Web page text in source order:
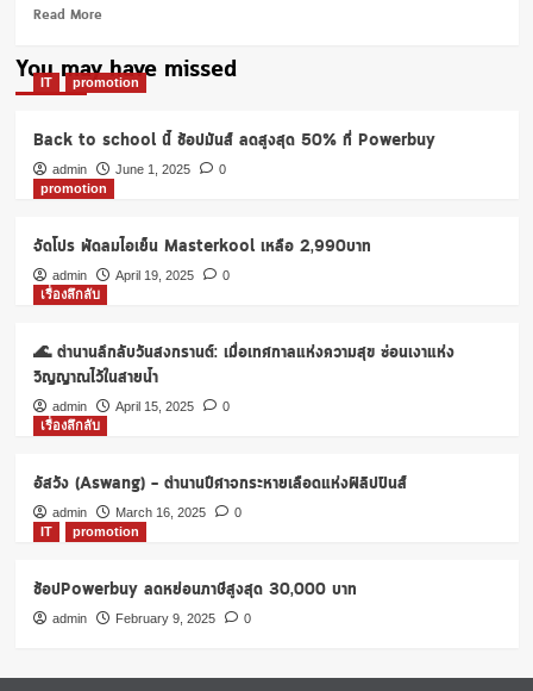
Read MoreRead
about
ช้อป
รับ
โค้ด
ส่วนลด
ผ่าน
บัตร
KTC
Mastercard
You may have missed
IT promotion
Back to school นี้ ช้อปมันส์ ลดสูงสุด 50% ที่ Powerbuy
admin June 1, 2025
0
promotion
จัดโปร พัดลมไอเย็น Masterkool เหลือ 2,990บาท
admin April 19, 2025
0
เรื่องลึกลับ
🌊 ตำนานลึกลับวันสงกรานต์: เมื่อเทศกาลแห่งความสุข ซ่อนเงาแห่ง
วิญญาณไว้ในสายน้ำ
admin April 15, 2025
0
เรื่องลึกลับ
อัสวัง (Aswang) – ตำนานปีศาจกระหายเลือดแห่งฟิลิปปินส์
admin March 16, 2025
0
IT
promotion
ช้อปPowerbuy ลดหย่อนภาษีสูงสุด 30,000 บาท
admin February 9, 2025 0